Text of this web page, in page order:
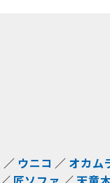
ウニコ オカム